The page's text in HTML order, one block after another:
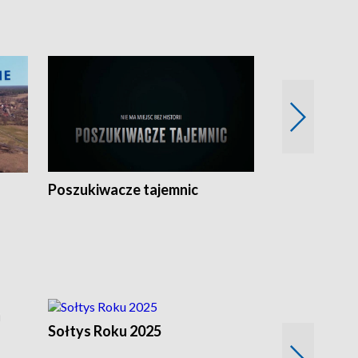
Poszukiwacze tajemnic
Sołtys Roku 2025